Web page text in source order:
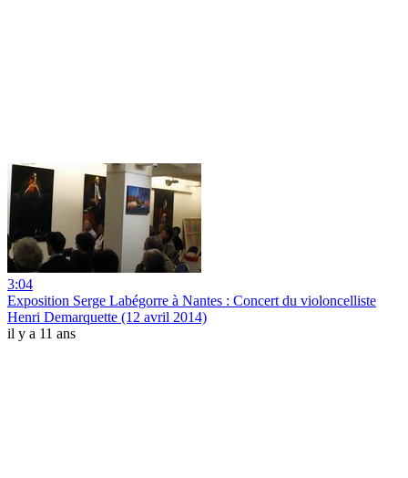
3:04
Exposition Serge Labégorre à Nantes : Concert du violoncelliste
Henri Demarquette (12 avril 2014)
il y a 11 ans